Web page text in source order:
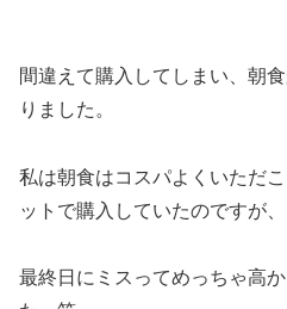
間違えて購入してしまい、朝
りました。
私は朝食はコスパよくいただ
ットで購入していたのですが
最終日にミスってめっちゃ高